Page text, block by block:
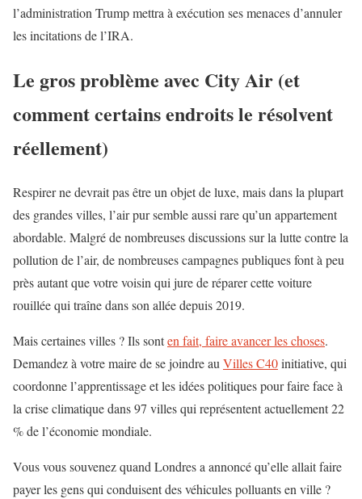
l’administration Trump mettra à exécution ses menaces d’annuler
les incitations de l’IRA.
Le gros problème avec City Air (et
comment certains endroits le résolvent
réellement)
Respirer ne devrait pas être un objet de luxe, mais dans la plupart
des grandes villes, l’air pur semble aussi rare qu’un appartement
abordable. Malgré de nombreuses discussions sur la lutte contre la
pollution de l’air, de nombreuses campagnes publiques font à peu
près autant que votre voisin qui jure de réparer cette voiture
rouillée qui traîne dans son allée depuis 2019.
Mais certaines villes ? Ils sonten fait, faire avancer les choses.
Demandez à votre maire de se joindre au Villes C40initiative, qui
coordonne l’apprentissage et les idées politiques pour faire face à
la crise climatique dans 97 villes qui représentent actuellement 22
% de l’économie mondiale.
Vous vous souvenez quand Londres a annoncé qu’elle allait faire
payer les gens qui conduisent des véhicules polluants en ville ?